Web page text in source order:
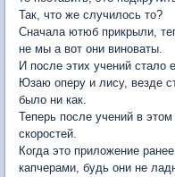
Так, что же случилось то?
Сначала ютюб прикрыли,
не мы а вот они виноваты.
И после этих учений стало
Юзаю оперу и лису, везде
было ни как.
Теперь после учений в
скоростей.
Когда это приложение
капчерами, будь они не